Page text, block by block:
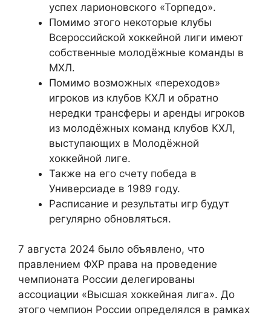
успех ларионовского «Торпедо».
Помимо этого некоторые клубы
Всероссийской хоккейной лиги имеют
собственные молодёжные команды в
МХЛ.
Помимо возможных «переходов»
игроков из клубов КХЛ и обратно
нередки трансферы и аренды игроков
из молодёжных команд клубов КХЛ,
выступающих в Молодёжной
хоккейной лиге.
Также на его счету победа в
Универсиаде в 1989 году.
Расписание и результаты игр будут
регулярно обновляться.
7 августа 2024 было объявлено, что
правлением ФХР права на проведение
чемпионата России делегированы
ассоциации «Высшая хоккейная лига». До
этого чемпион России определялся в рамках